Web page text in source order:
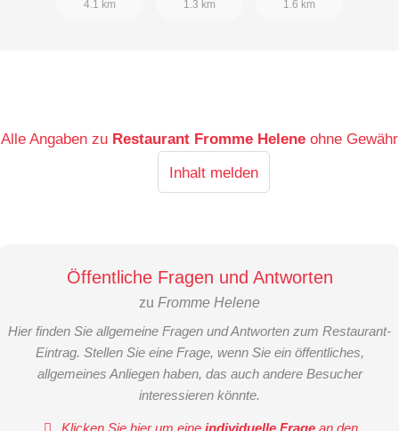
4.1 km 1.3 km 1.6 km
Alle Angaben zu Restaurant Fromme Helene ohne Gewähr
Inhalt melden
Öffentliche Fragen und Antworten
zu Fromme Helene
Hier finden Sie allgemeine Fragen und Antworten zum Restaurant-
Eintrag. Stellen Sie eine Frage, wenn Sie ein öffentliches,
allgemeines Anliegen haben, das auch andere Besucher
interessieren könnte.
Klicken Sie hier um eineindividuelle Frage an den